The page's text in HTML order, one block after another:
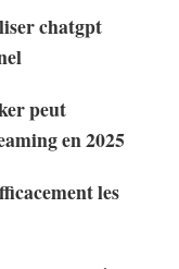
chatgpt
peut
en 2025
les